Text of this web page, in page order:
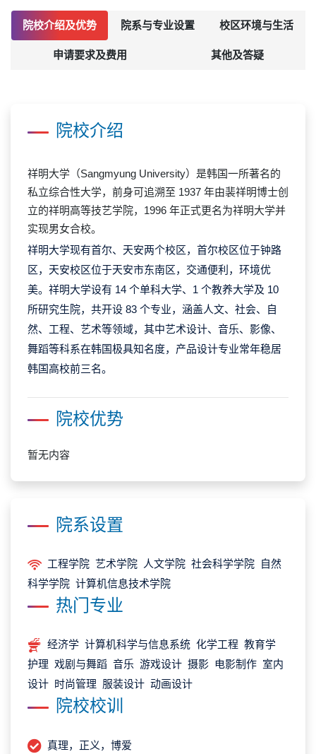
院校介绍及优势 院系与专业设置 校区环境与生活
申请要求及费用 其他及答疑
院校介绍
祥明大学（Sangmyung University）是韩国一所著名的
私立综合性大学，前身可追溯至 1937 年由裴祥明博士创
立的祥明高等技艺学院，1996 年正式更名为祥明大学并
实现男女合校。
祥明大学现有首尔、天安两个校区，首尔校区位于钟路
区，天安校区位于天安市东南区，交通便利，环境优
美。祥明大学设有 14 个单科大学、1 个教养大学及 10
所研究生院，共开设 83 个专业，涵盖人文、社会、自
然、工程、艺术等领域，其中艺术设计、音乐、影像、
舞蹈等科系在韩国极具知名度，产品设计专业常年稳居
韩国高校前三名。
院校优势
暂无内容
院系设置
工程学院 艺术学院 人文学院 社会科学学院 自然
科学学院 计算机信息技术学院
热门专业
经济学 计算机科学与信息系统 化学工程 教育学
护理 戏剧与舞蹈 音乐 游戏设计 摄影 电影制作 室内
设计 时尚管理 服装设计 动画设计
院校校训
真理，正义，博爱